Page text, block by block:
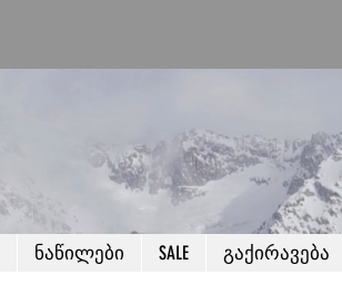
ნაწილები SALE გაქირავება